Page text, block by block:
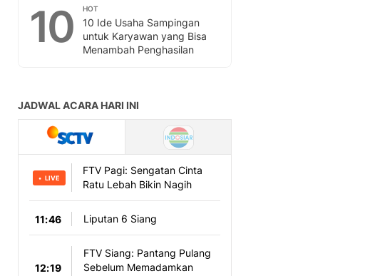
10 HOT
10 Ide Usaha Sampingan
untuk Karyawan yang Bisa
Menambah Penghasilan